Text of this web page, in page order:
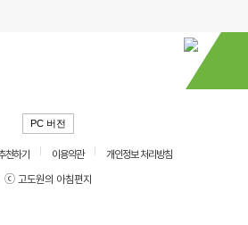
PC 버전
천하기 이용약관
개인정보 처리방침
ⓒ 고도원의 아침편지